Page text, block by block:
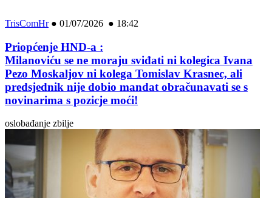
TrisComHr● 01/07/2026 ● 18:42
Priopćenje HND-a :
Milanoviću se ne moraju sviđati ni kolegica Ivana
Pezo Moskaljov ni kolega Tomislav Krasnec, ali
predsjednik nije dobio mandat obračunavati se s
novinarima s pozicje moći!
oslobađanje zbilje